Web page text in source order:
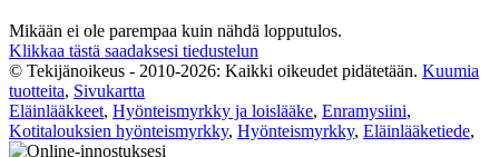
Mikään ei ole parempaa kuin nähdä lopputulos.
Klikkaa tästä saadaksesi tiedustelun
© Tekijänoikeus - 2010-2026: Kaikki oikeudet pidätetään. Kuumia
tuotteita, Sivukartta
Eläinlääkkeet, Hyönteismyrkky ja loislääke, Enramysiini,
Kotitalouksien hyönteismyrkky, Hyönteismyrkky, Eläinlääketiede,